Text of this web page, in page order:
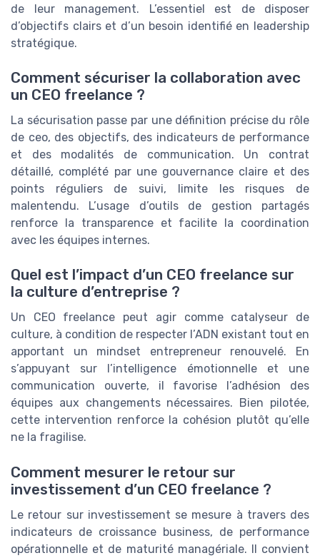
de leur management. L’essentiel est de disposer
d’objectifs clairs et d’un besoin identifié en leadership
stratégique.
Comment sécuriser la collaboration avec
un CEO freelance ?
La sécurisation passe par une définition précise du rôle
de ceo, des objectifs, des indicateurs de performance
et des modalités de communication. Un contrat
détaillé, complété par une gouvernance claire et des
points réguliers de suivi, limite les risques de
malentendu. L’usage d’outils de gestion partagés
renforce la transparence et facilite la coordination
avec les équipes internes.
Quel est l’impact d’un CEO freelance sur
la culture d’entreprise ?
Un CEO freelance peut agir comme catalyseur de
culture, à condition de respecter l’ADN existant tout en
apportant un mindset entrepreneur renouvelé. En
s’appuyant sur l’intelligence émotionnelle et une
communication ouverte, il favorise l’adhésion des
équipes aux changements nécessaires. Bien pilotée,
cette intervention renforce la cohésion plutôt qu’elle
ne la fragilise.
Comment mesurer le retour sur
investissement d’un CEO freelance ?
Le retour sur investissement se mesure à travers des
indicateurs de croissance business, de performance
opérationnelle et de maturité managériale. Il convient